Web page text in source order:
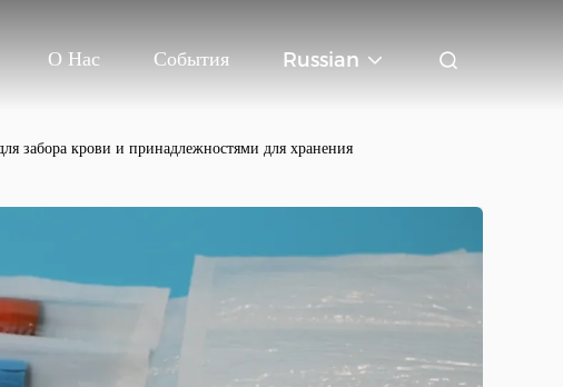
О Нас События Russian
забора крови и принадлежностями для хранения